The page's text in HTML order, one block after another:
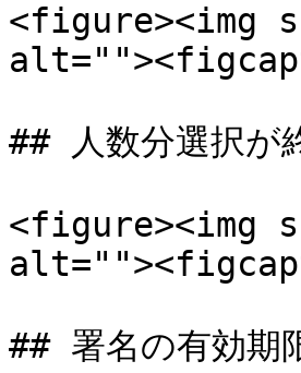
<figure><img
## 人数分選択が
<figure><img
## 署名の有効期